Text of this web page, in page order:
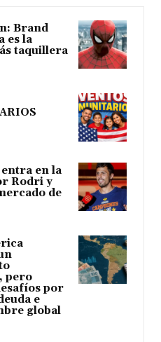
Brand
es la
taquillera
en la
Rodri y
de
pero
por
e
global